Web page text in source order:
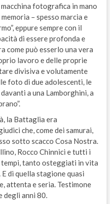
fotografica in mano
– spesso marcia e
eppure sempre con il
di essere profonda e
come può esserlo una vera
lavoro e delle proprie
divisiva e volutamente
foto di due adolescenti, le
a una Lamborghini, a
la Battaglia era
che, come dei samurai,
sotto scacco Cosa Nostra.
Rocco Chinnici e tutti i
tanto osteggiati in vita
di quella stagione quasi
attenta e seria. Testimone
degli anni 80.